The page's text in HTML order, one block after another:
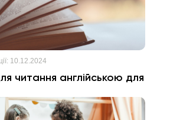
10.12.2024
читання англійською для